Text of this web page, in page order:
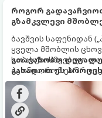
როგორ
გზამკვლევი
ბავშვის საფენიდან
ყველა მშობლის
საპასუხისმგებლო
ჰგონია, რომ ეს
ბრძანებებით
ფიზიოლოგიური და
პროცესი, რომელიც
მოთმინებას
გთავაზობთ
გახადოთ ეს
ბავშვისთვის, ისე